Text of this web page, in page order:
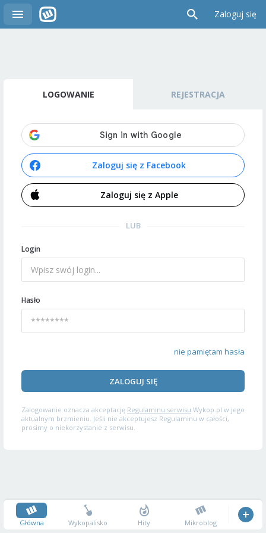
Zaloguj się
LOGOWANIE REJESTRACJA
Zaloguj się z Facebook
Zaloguj się z Apple
LUB
Login
Hasło
nie pamiętam hasła
ZALOGUJ SIĘ
Zalogowanie oznacza akceptację Regulaminu serwisu Wykop.pl w jego
aktualnym brzmieniu. Jeśli nie akceptujesz Regulaminu w całości,
prosimy o niekorzystanie z serwisu.
Główna Wykopalisko Hity Mikroblog